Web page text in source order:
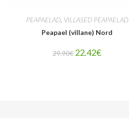
PEAPAELAD, VILLASED PEAPAELAD
Peapael (villane) Nord
29.90€ 22.42€